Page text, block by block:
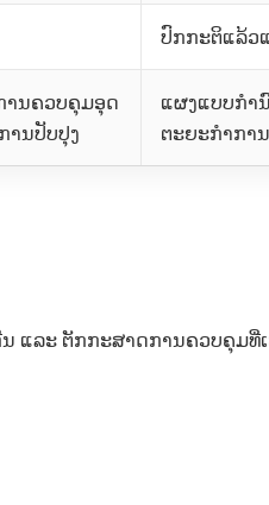
ປົກກະຕິແລ້ວ
ານຄວບຄຸມອຸດ
ານປັບປຸງ
ແຜງແບບກໍາ
ຕະຍະກໍາກາ
ແລະ ຕັກກະສາດການຄວບຄຸມ